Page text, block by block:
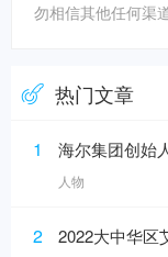
勿相信其他任何渠道
热门文章
1 海尔集团创始人
人物
2 2022大中华区